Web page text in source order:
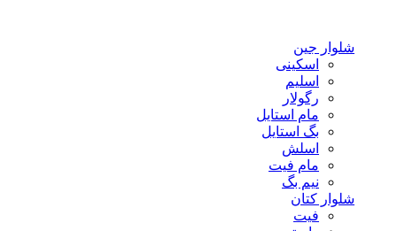
شلوار جین
اسکینی
اسلیم
رگولار
مام استایل
بگ استایل
اسلش
مام فیت
نیم بگ
شلوار کتان
فیت